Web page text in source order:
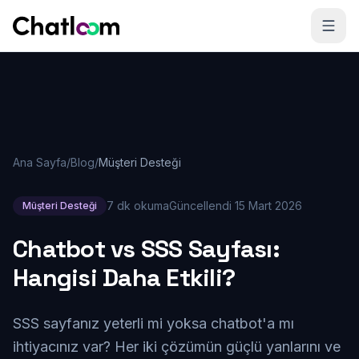
Ana Sayfa/Blog/Müşteri Desteği
Müşteri Desteği 7 dk okumaGüncellendi 15 Mart 2026
Chatbot vs SSS Sayfası:
Hangisi Daha Etkili?
SSS sayfanız yeterli mi yoksa chatbot'a mı
ihtiyacınız var? Her iki çözümün güçlü yanlarını ve